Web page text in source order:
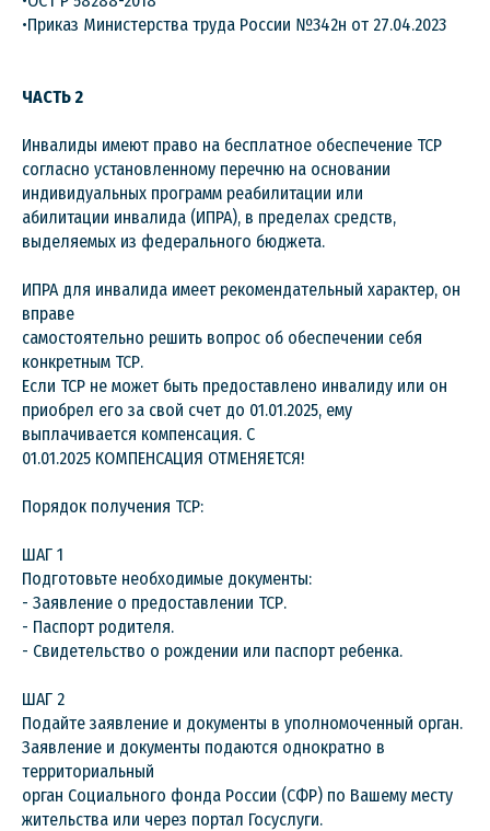
•Приказ Министерства труда России №342н от 27.04.2023
ЧАСТЬ 2
Инвалиды имеют право на бесплатное обеспечение ТСР
согласно установленному перечню на основании
индивидуальных программ реабилитации или
абилитации инвалида (ИПРА), в пределах средств,
выделяемых из федерального бюджета.
ИПРА для инвалида имеет рекомендательный характер, он
вправе
самостоятельно решить вопрос об обеспечении себя
конкретным ТСР.
Если ТСР не может быть предоставлено инвалиду или он
приобрел его за свой счет до 01.01.2025, ему
выплачивается компенсация. С
01.01.2025 КОМПЕНСАЦИЯ ОТМЕНЯЕТСЯ!
Порядок получения ТСР:
ШАГ 1
Подготовьте необходимые документы:
- Заявление о предоставлении ТСР.
- Паспорт родителя.
- Свидетельство о рождении или паспорт ребенка.
ШАГ 2
Подайте заявление и документы в уполномоченный орган.
Заявление и документы подаются однократно в
территориальный
орган Социального фонда России (СФР) по Вашему месту
жительства или через портал Госуслуги.